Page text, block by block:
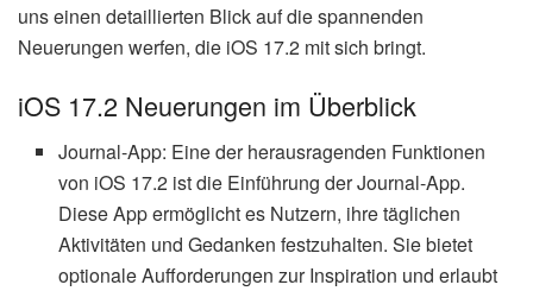
uns einen detaillierten Blick auf die spannenden
Neuerungen werfen, die iOS 17.2 mit sich bringt.
iOS 17.2 Neuerungen im Überblick
Journal-App: Eine der herausragenden Funktionen
von iOS 17.2 ist die Einführung der Journal-App.
Diese App ermöglicht es Nutzern, ihre täglichen
Aktivitäten und Gedanken festzuhalten. Sie bietet
optionale Aufforderungen zur Inspiration und erlaubt